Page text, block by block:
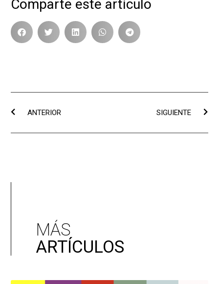
Comparte este artículo
ANTERIOR SIGUIENTE
MÁS
ARTÍCULOS